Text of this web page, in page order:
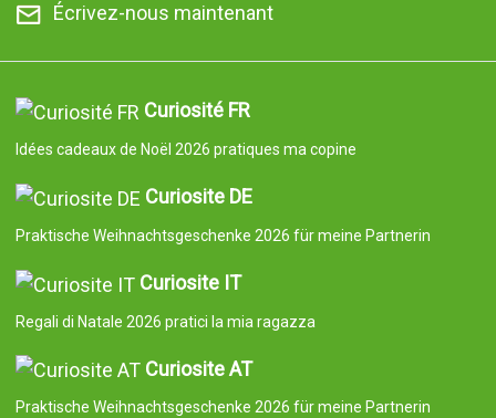
Écrivez-nous maintenant
Curiosité FR
Idées cadeaux de Noël 2026 pratiques ma copine
Curiosite DE
Praktische Weihnachtsgeschenke 2026 für meine Partnerin
Curiosite IT
Regali di Natale 2026 pratici la mia ragazza
Curiosite AT
Praktische Weihnachtsgeschenke 2026 für meine Partnerin